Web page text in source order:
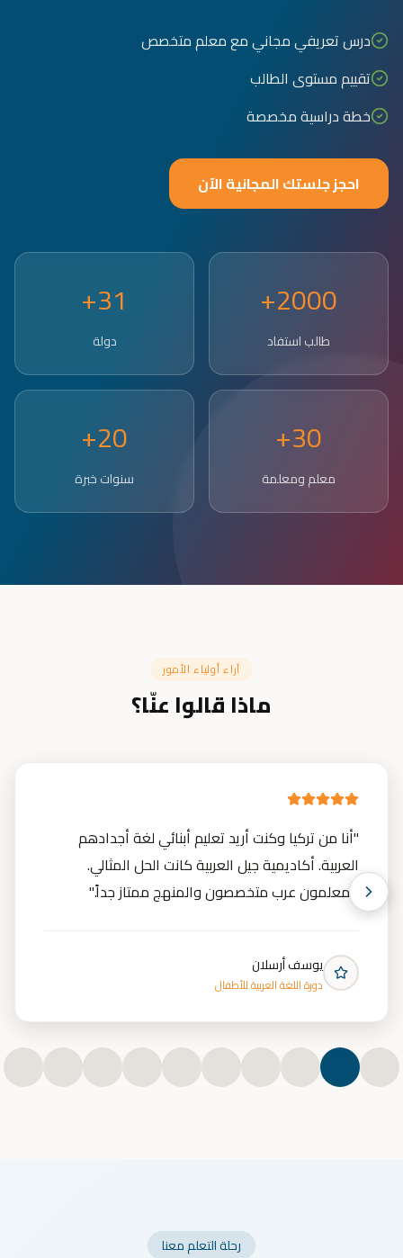
درس تعريفي مجاني مع معلم متخصص
تقييم مستوى الطالب
خطة دراسية مخصصة
احجز جلستك المجانية الآن
2000+
طالب استفاد
31+
دولة
30+
معلم ومعلمة
20+
سنوات خبرة
آراء أولياء الأمور
ماذا قالوا عنّا؟
"أنا من تركيا وكنت أريد تعليم أبنائي لغة أجدادهم
العربية. أكاديمية جيل العربية كانت الحل المثالي.
المعلمون عرب متخصصون والمنهج ممتاز جداً."
يوسف أرسلان
دورة اللغة العربية للأطفال
رحلة التعلم معنا